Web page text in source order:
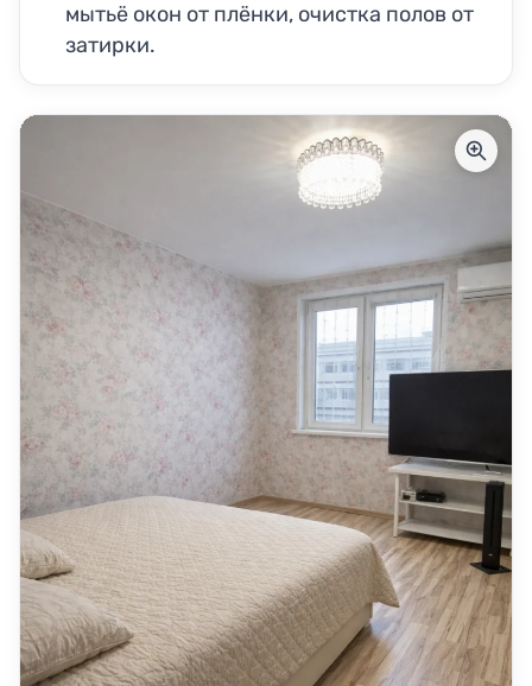
мытьё окон от плёнки, очистка полов от
затирки.